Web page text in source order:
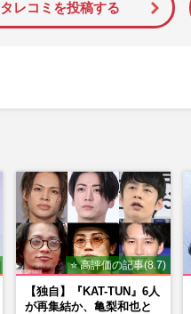
タレコミを投稿する
⭐ 高評価の記事(8.7)
【独自】『KAT-TUN』6人
が再集結か、亀梨和也と